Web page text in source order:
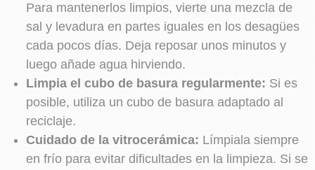
Para mantenerlos limpios, vierte una mezcla de
sal y levadura en partes iguales en los desagües
cada pocos días. Deja reposar unos minutos y
luego añade agua hirviendo.
Limpia el cubo de basura regularmente: Si es
posible, utiliza un cubo de basura adaptado al
reciclaje.
Cuidado de la vitrocerámica: Límpiala siempre
en frío para evitar dificultades en la limpieza. Si se